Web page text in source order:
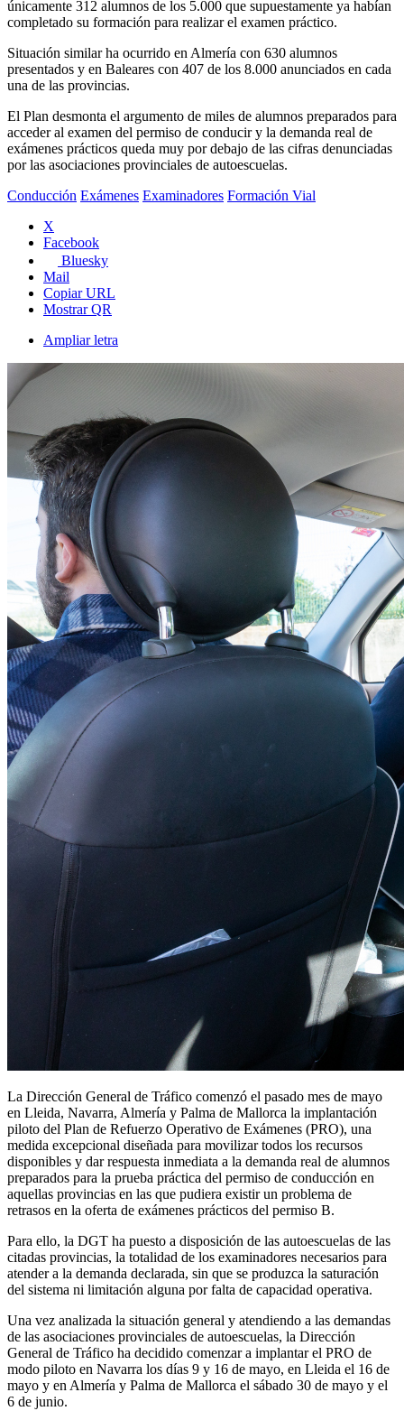
únicamente 312 alumnos de los 5.000 que supuestamente ya habían
completado su formación para realizar el examen práctico.
Situación similar ha ocurrido en Almería con 630 alumnos
presentados y en Baleares con 407 de los 8.000 anunciados en cada
una de las provincias.
El Plan desmonta el argumento de miles de alumnos preparados para
acceder al examen del permiso de conducir y la demanda real de
exámenes prácticos queda muy por debajo de las cifras denunciadas
por las asociaciones provinciales de autoescuelas.
Conducción Exámenes Examinadores Formación Vial
X
Facebook
Bluesky
Mail
Copiar URL
Mostrar QR
Ampliar letra
La Dirección General de Tráfico comenzó el pasado mes de mayo
en Lleida, Navarra, Almería y Palma de Mallorca la implantación
piloto del Plan de Refuerzo Operativo de Exámenes (PRO), una
medida excepcional diseñada para movilizar todos los recursos
disponibles y dar respuesta inmediata a la demanda real de alumnos
preparados para la prueba práctica del permiso de conducción en
aquellas provincias en las que pudiera existir un problema de
retrasos en la oferta de exámenes prácticos del permiso B.
Para ello, la DGT ha puesto a disposición de las autoescuelas de las
citadas provincias, la totalidad de los examinadores necesarios para
atender a la demanda declarada, sin que se produzca la saturación
del sistema ni limitación alguna por falta de capacidad operativa.
Una vez analizada la situación general y atendiendo a las demandas
de las asociaciones provinciales de autoescuelas, la Dirección
General de Tráfico ha decidido comenzar a implantar el PRO de
modo piloto en Navarra los días 9 y 16 de mayo, en Lleida el 16 de
mayo y en Almería y Palma de Mallorca el sábado 30 de mayo y el
6 de junio.